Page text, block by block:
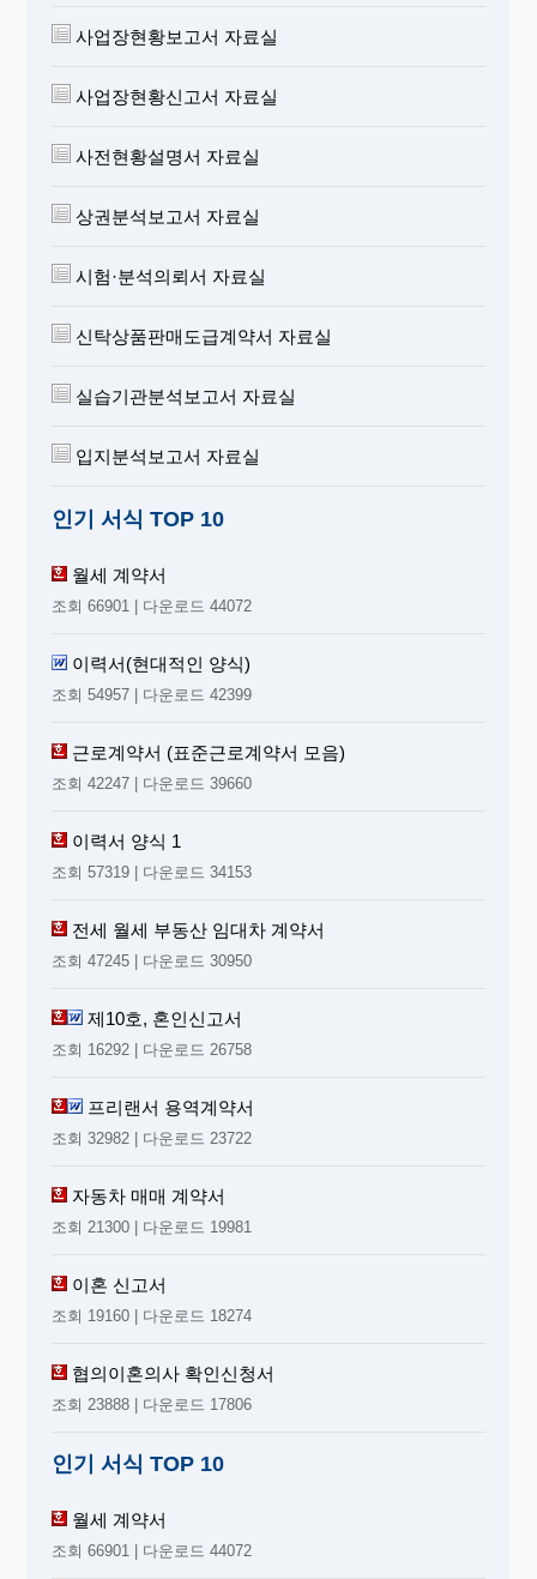
사업장현황보고서 자료실
사업장현황신고서 자료실
사전현황설명서 자료실
상권분석보고서 자료실
시험·분석의뢰서 자료실
신탁상품판매도급계약서 자료실
실습기관분석보고서 자료실
입지분석보고서 자료실
인기 서식 TOP 10
월세 계약서
조회 66901 | 다운로드 44072
이력서(현대적인 양식)
조회 54957 | 다운로드 42399
근로계약서 (표준근로계약서 모음)
조회 42247 | 다운로드 39660
이력서 양식 1
조회 57319 | 다운로드 34153
전세 월세 부동산 임대차 계약서
조회 47245 | 다운로드 30950
제10호, 혼인신고서
조회 16292 | 다운로드 26758
프리랜서 용역계약서
조회 32982 | 다운로드 23722
자동차 매매 계약서
조회 21300 | 다운로드 19981
이혼 신고서
조회 19160 | 다운로드 18274
협의이혼의사 확인신청서
조회 23888 | 다운로드 17806
인기 서식 TOP 10
월세 계약서
조회 66901 | 다운로드 44072